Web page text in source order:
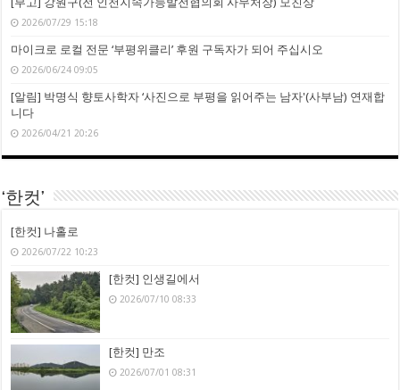
2026/07/29 15:18
마이크로 로컬 전문 ‘부평위클리’ 후원 구독자가 되어 주십시오
2026/06/24 09:05
[알림] 박명식 향토사학자 ‘사진으로 부평을 읽어주는 남자'(사부남) 연재합
니다
2026/04/21 20:26
‘한컷’
[한컷] 나홀로
2026/07/22 10:23
[한컷] 인생길에서
2026/07/10 08:33
[한컷] 만조
2026/07/01 08:31